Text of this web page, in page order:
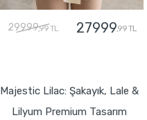
29999,99 TL 27999,99 TL
Majestic Lilac: Şakayık, Lale &
Lilyum Premium Tasarım